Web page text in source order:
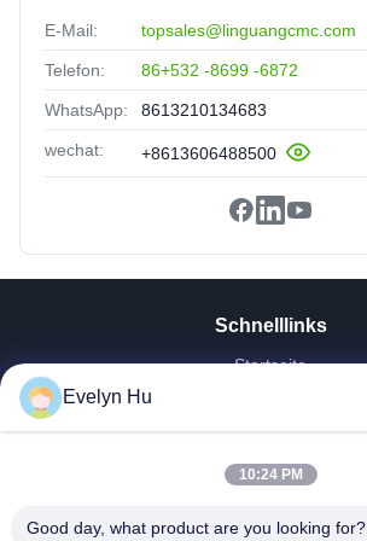
E-Mail: topsales@linguangcmc.com
Telefon: 86+532 -8699 -6872
WhatsApp: 8613210134683
wechat: +8613606488500
Schnelllinks
Startseite
VR Show
Fabrik Tour
Qualitätskontrolle
Evelyn Hu
10:24 PM
Good day, what product are you looking for?